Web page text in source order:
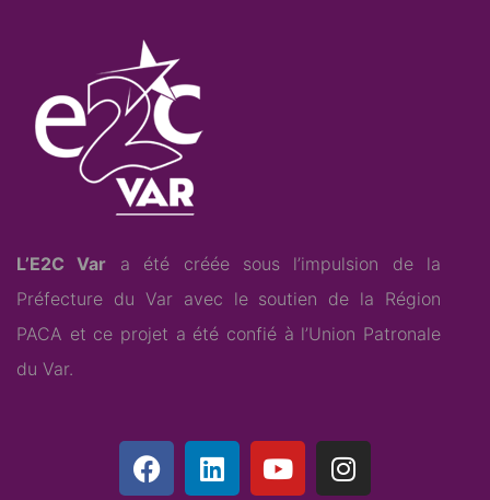
L’E2C Var a été créée sous l’impulsion de la
Préfecture du Var avec le soutien de la Région
PACA et ce projet a été confié à l’Union Patronale
du Var.